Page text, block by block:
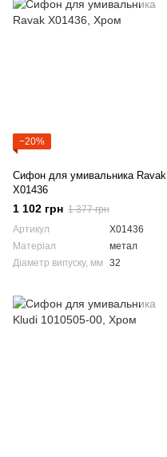
−20%
Сифон для умивальника Ravak
X01436
1 102 грн 1 377 грн
Артикул
X01436
Матеріал
метал
Діаметр випуску, мм 32